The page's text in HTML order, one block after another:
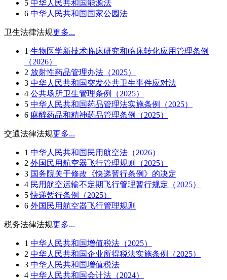
5 中华人民共和国能源法
6 中华人民共和国国家公园法
卫生法律法规更多...
1 生物医学新技术临床研究和临床转化应用管理条例
（2026）
2 放射性药品管理办法（2025）
3 中华人民共和国突发公共卫生事件应对法
4 公共场所卫生管理条例（2025）
5 中华人民共和国药品管理法实施条例（2025）
6 麻醉药品和精神药品管理条例（2025）
交通法律法规更多...
1 中华人民共和国民用航空法（2026）
2 外国民用航空器飞行管理规则（2025）
3 国务院关于修改《快递暂行条例》的决定
4 民用航空运输不定期飞行管理暂行规定（2025）
5 快递暂行条例（2025）
6 外国民用航空器飞行管理规则
税务法律法规更多...
1 中华人民共和国增值税法（2025）
2 中华人民共和国企业所得税法实施条例（2025）
3 中华人民共和国增值税法
4 中华人民共和国会计法（2024）